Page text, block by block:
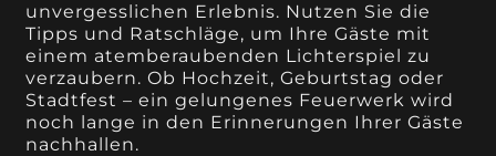
unvergesslichen Erlebnis. Nutzen Sie die
Tipps und Ratschläge, um Ihre Gäste mit
einem atemberaubenden Lichterspiel zu
verzaubern. Ob Hochzeit, Geburtstag oder
Stadtfest – ein gelungenes Feuerwerk wird
noch lange in den Erinnerungen Ihrer Gäste
nachhallen.